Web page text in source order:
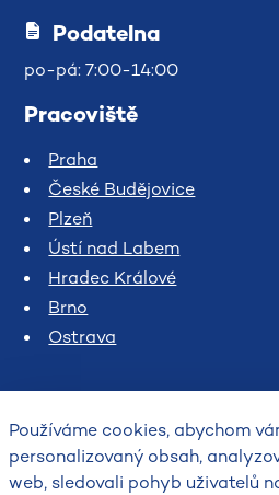
Podatelna
po-pá: 7:00-14:00
Pracoviště
Praha
České Budějovice
Plzeň
Ústí nad Labem
Hradec Králové
Brno
Ostrava
Používáme cookies, abychom
personalizovaný obsah,
web, sledovali pohyb uživatelů